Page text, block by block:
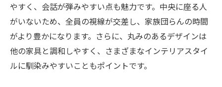
おしゃれテーブル選びの新基準とは
北欧インテリアに合う形状の選び方
省スペースで叶う理想のインテリア
自然と会話が弾む丸テーブルの魅力
やすく、会話が弾みやすい点も魅力です。中央に座る人
がいないため、全員の視線が交差し、家族団らんの時間
がより豊かになります。さらに、丸みのあるデザインは
他の家具と調和しやすく、さまざまなインテリアスタイ
ルに馴染みやすいこともポイントです。